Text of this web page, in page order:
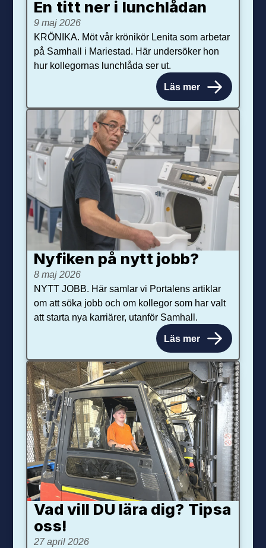
En titt ner i lunchlådan
9 maj 2026
KRÖNIKA. Möt vår krönikör Lenita som arbetar
på Samhall i Mariestad. Här undersöker hon
hur kollegornas lunchlåda ser ut.
Läs mer
Nyfiken på nytt jobb?
8 maj 2026
NYTT JOBB. Här samlar vi Portalens artiklar
om att söka jobb och om kollegor som har valt
att starta nya karriärer, utanför Samhall.
Läs mer
Vad vill DU lära dig? Tipsa
oss!
27 april 2026